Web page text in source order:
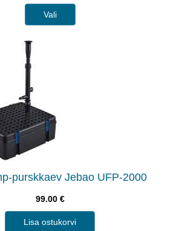
Vali
purskkaev Jebao UFP-2000
99.00 €
Lisa ostukorvi